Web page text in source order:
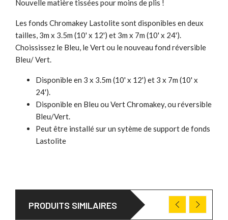
Nouvelle matière tissées pour moins de plis !
Les fonds Chromakey Lastolite sont disponibles en deux
tailles, 3m x 3.5m (10' x 12') et 3m x 7m (10' x 24').
Choississez le Bleu, le Vert ou le nouveau fond réversible
Bleu/ Vert.
Disponible en 3 x 3.5m (10' x 12') et 3 x 7m (10' x
24').
Disponible en Bleu ou Vert Chromakey, ou réversible
Bleu/Vert.
Peut être installé sur un sytème de support de fonds
Lastolite
PRODUITS SIMILAIRES